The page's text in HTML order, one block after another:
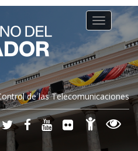
de las Telecomunicaciones
Toggle
navigation